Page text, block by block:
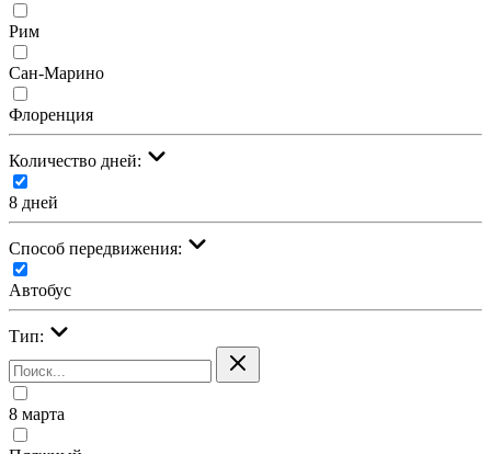
Рим
Сан-Марино
Флоренция
Количество дней:
8 дней
Cпособ передвижения:
Автобус
Тип:
8 марта